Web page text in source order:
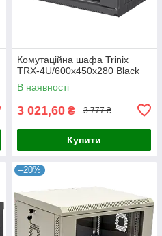
Комутаційна шафа Trinix
TRX-4U/600x450x280 Black
В наявності
3 021,60 ₴ 3 777 ₴
Купити
–20%